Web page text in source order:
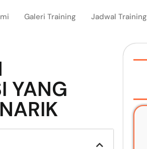
Galeri Training Jadwal Training
YANG